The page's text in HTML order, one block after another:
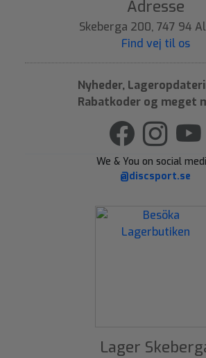
Adresse
Skeberga 200, 747 94
Find vej til os
Nyheder,
Rabatkoder og meget
We & You on social
@discsport.se
Lager